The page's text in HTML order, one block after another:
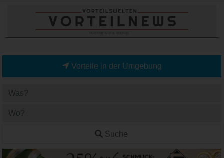
Vorteile in der Umgebung
Suche